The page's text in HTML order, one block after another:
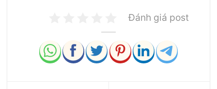
Đánh giá post